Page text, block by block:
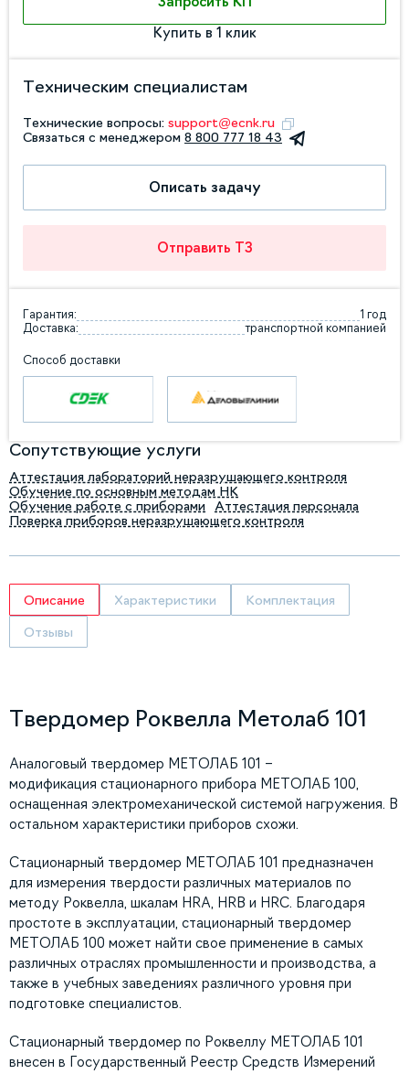
Купить в 1 клик
Техническим специалистам
Технические вопросы: support@ecnk.ru
Связаться с менеджером 8 800 777 18 43
Описать задачу
Отправить ТЗ
Гарантия:
1 год
Доставка:
транспортной компанией
Способ доставки
Сопутствующие услуги
Аттестация лабораторий неразрушающего контроля
Обучение по основным методам НК
Обучение работе с приборами
Аттестация персонала
Поверка приборов неразрушающего контроля
Описание Характеристики Комплектация
Отзывы
Твердомер Роквелла Метолаб 101
Аналоговый твердомер МЕТОЛАБ 101 –
модификация стационарного прибора МЕТОЛАБ 100,
оснащенная электромеханической системой нагружения. В
остальном характеристики приборов схожи.
Стационарный твердомер МЕТОЛАБ 101 предназначен
для измерения твердости различных материалов по
методу Роквелла, шкалам HRA, HRB и HRC. Благодаря
простоте в эксплуатации, стационарный твердомер
МЕТОЛАБ 100 может найти свое применение в самых
различных отраслях промышленности и производства, а
также в учебных заведениях различного уровня при
подготовке специалистов.
Стационарный твердомер по Роквеллу МЕТОЛАБ 101
внесен в Государственный Реестр Средств Измерений